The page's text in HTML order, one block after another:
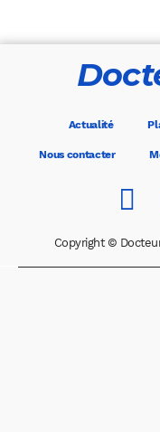
Actualité
Nous contacter
Copyright ©